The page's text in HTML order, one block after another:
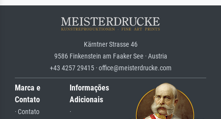
Kärntner Strasse 46
9586 Finkenstein am Faaker See · Austria
+43 4257 29415 · office@meisterdrucke.com
Marca e
Contato
· Contato
Informações
Adicionais
·